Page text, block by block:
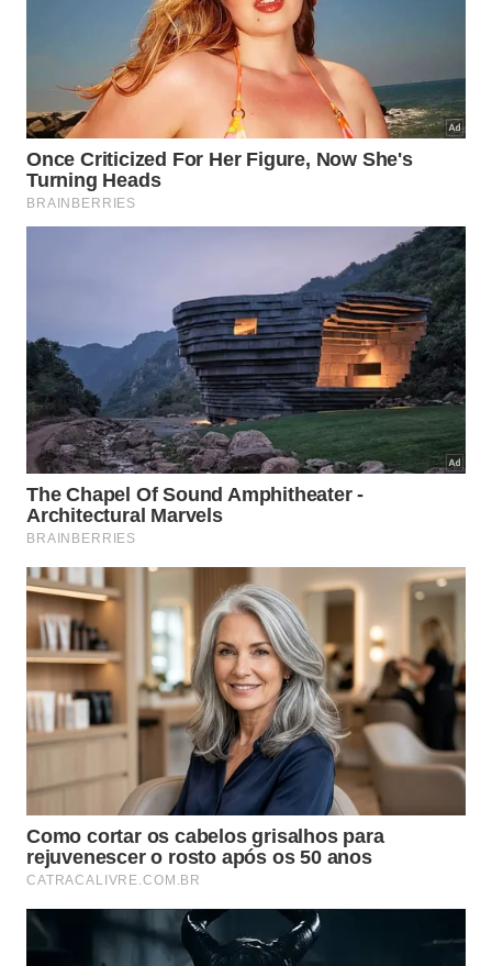
diferente de frutas práticas.
A oferta costuma ser sazonal e menos constante
nas redes grandes.
Frutas mais resistentes ocupam melhor as
gôndolas dos mercados.
A fruta-do-conde é o fruto da Annona squamosa, espécie
da família das anonáceas, a mesma de frutas como
graviola, atemoia e araticum
Imagem gerada por inteligência artificial
Quais benefícios nutricionais ela
oferece?
A fruta-do-conde é rica em carboidratos naturais,
fibras e micronutrientes. Publicações sobre a
espécie destacam minerais e compostos presentes
na polpa, além dovalor das frutas na oferta de
energia, vitaminas e minerais. Ela pode ser uma boa
opção para lanches, sobremesas naturais e
preparos sem açúcar refinado.